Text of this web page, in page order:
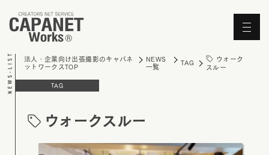
法人・企業向け出張撮影のキャパネ
ットワークスTOP
NEWS
一覧
TAG
ウォーク
スルー
TAG
ウォークスルー